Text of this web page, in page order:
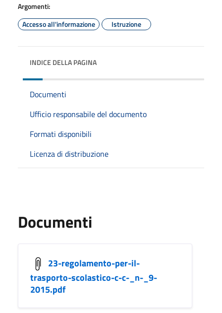
Argomenti:
Accesso all'informazione
Istruzione
INDICE DELLA PAGINA
Documenti
Ufficio responsabile del documento
Formati disponibili
Licenza di distribuzione
Documenti
23-regolamento-per-il-
trasporto-scolastico-c-c-_n-_9-
2015.pdf